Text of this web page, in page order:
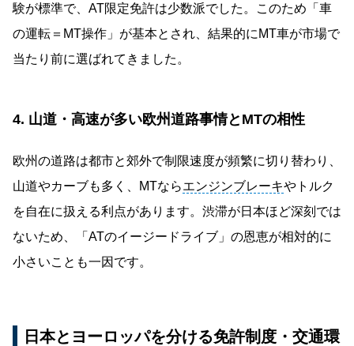
験が標準で、AT限定免許は少数派でした。このため「車
の運転＝MT操作」が基本とされ、結果的にMT車が市場で
当たり前に選ばれてきました。
4. 山道・高速が多い欧州道路事情とMTの相性
欧州の道路は都市と郊外で制限速度が頻繁に切り替わり、
山道やカーブも多く、MTならエンジンブレーキやトルク
を自在に扱える利点があります。渋滞が日本ほど深刻では
ないため、「ATのイージードライブ」の恩恵が相対的に
小さいことも一因です。
日本とヨーロッパを分ける免許制度・交通環